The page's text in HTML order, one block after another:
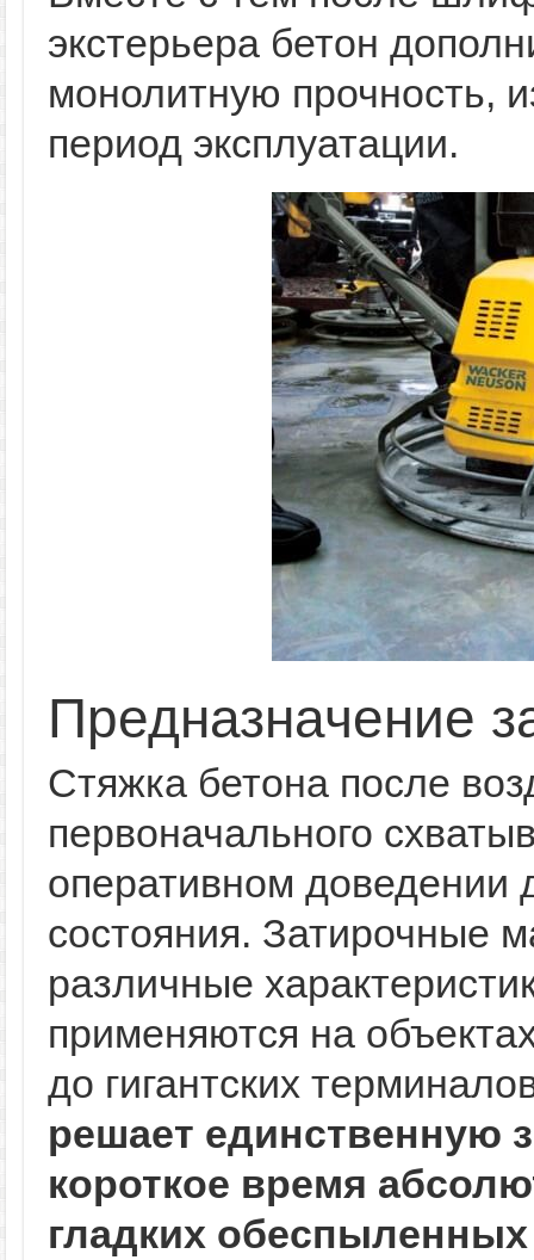
экстерьера бетон
монолитную прочность,
период эксплуатации.
Предназначение
Стяжка бетона после
первоначального
оперативном доведении
состояния. Затирочные
различные
применяются на
до гигантских
решает единственную
короткое время
гладких